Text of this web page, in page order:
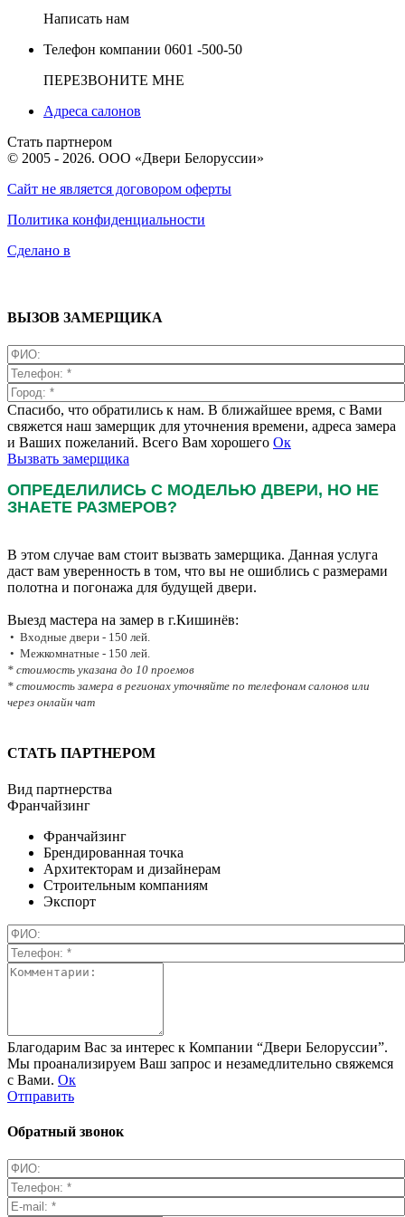
Написать нам
Телефон компании 0601 -500-50
ПЕРЕЗВОНИТЕ МНЕ
Адреса салонов
Стать партнером
© 2005 - 2026. ООО «Двери Белоруссии»
Сайт не является договором оферты
Политика конфиденциальности
Сделано в
ВЫЗОВ ЗАМЕРЩИКА
Спасибо, что обратились к нам. В ближайшее время, с Вами
свяжется наш замерщик для уточнения времени, адреса замера
и Ваших пожеланий. Всего Вам хорошего Ок
Вызвать замерщика
ОПРЕДЕЛИЛИСЬ С МОДЕЛЬЮ ДВЕРИ, НО НЕ
ЗНАЕТЕ РАЗМЕРОВ?
В этом случае вам стоит вызвать замерщика. Данная услуга
даст вам уверенность в том, что вы не ошиблись с размерами
полотна и погонажа для будущей двери.
Выезд мастера на замер в г.Кишинёв:
• Входные двери - 150 лей.
• Межкомнатные - 150 лей.
* стоимость указана до 10 проемов
* стоимость замера в регионах уточняйте по телефонам салонов или
через онлайн чат
СТАТЬ ПАРТНЕРОМ
Вид партнерства
Франчайзинг
Франчайзинг
Брендированная точка
Архитекторам и дизайнерам
Строительным компаниям
Экспорт
Благодарим Вас за интерес к Компании “Двери Белоруссии”.
Мы проанализируем Ваш запрос и незамедлительно свяжемся
с Вами. Ок
Отправить
Обратный звонок